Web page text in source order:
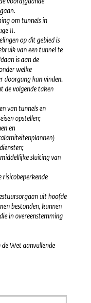
om tunnels in
II.
op dit gebied is
van een tunnel te
is aan de
welke
doorgang kan vinden.
de volgende taken
van tunnels en
opstellen;
en
sluiting van
uit hoofde
bestonden, kunnen
in overeenstemming
Wet aanvullende